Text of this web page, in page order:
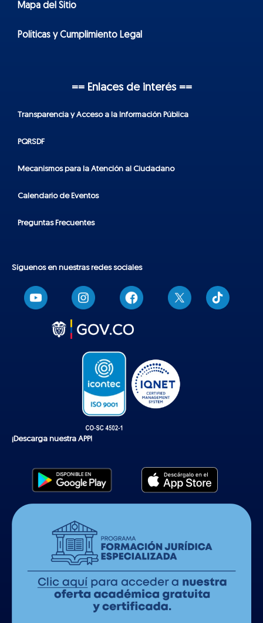
Mapa del Sitio
Políticas y Cumplimiento Legal
== Enlaces de interés ==
Transparencia y Acceso a la Información Pública
PQRSDF
Mecanismos para la Atención al Ciudadano
Calendario de Eventos
Preguntas Frecuentes
Síguenos en nuestras redes sociales
T
i
k
¡Descarga nuestra APP!